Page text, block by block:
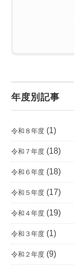
年度別記事
令和８年度 (1)
令和７年度 (18)
令和６年度 (18)
令和５年度 (17)
令和４年度 (19)
令和３年度 (1)
令和２年度 (9)